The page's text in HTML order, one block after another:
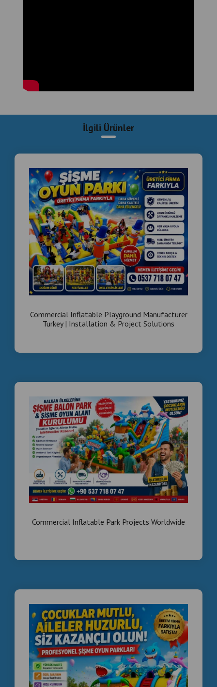
İlgili Ürünler
Commercial Inflatable Playground Manufacturer
Turkey | Installation & Project Solutions
Commercial Inflatable Park Projects Worldwide